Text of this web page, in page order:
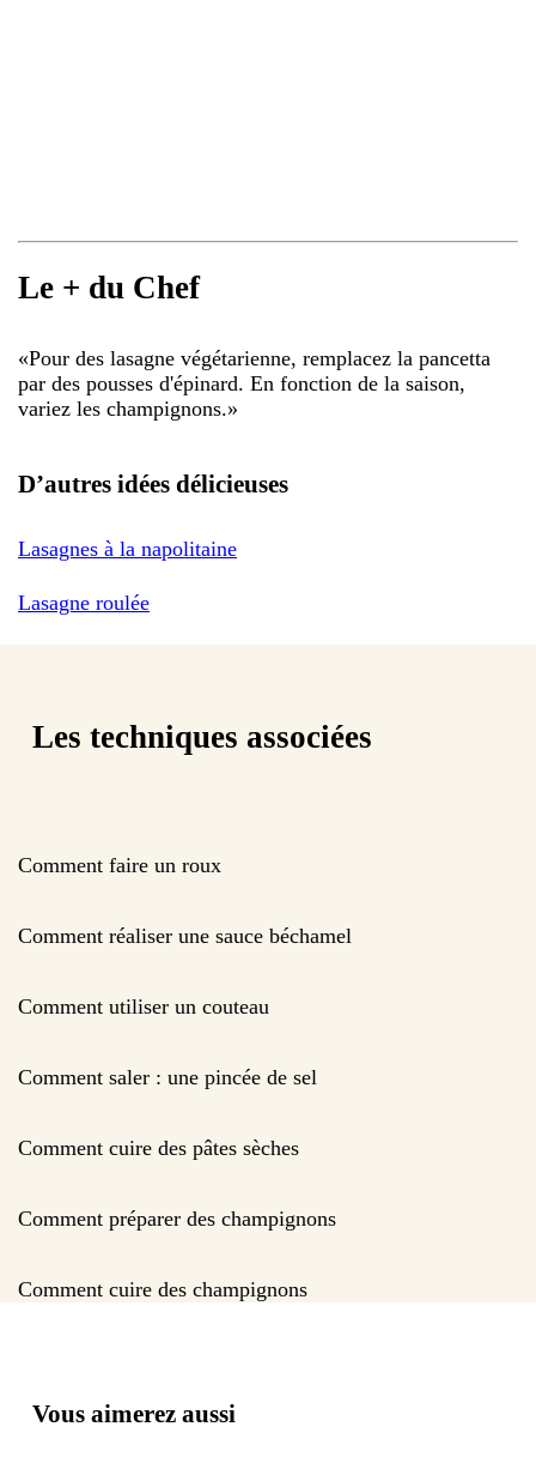
Le + du Chef
«Pour des lasagne végétarienne, remplacez la pancetta
par des pousses d'épinard. En fonction de la saison,
variez les champignons.»
D’autres idées délicieuses
Lasagnes à la napolitaine
Lasagne roulée
Les techniques associées
Comment faire un roux
Comment réaliser une sauce béchamel
Comment utiliser un couteau
Comment saler : une pincée de sel
Comment cuire des pâtes sèches
Comment préparer des champignons
Comment cuire des champignons
Vous aimerez aussi